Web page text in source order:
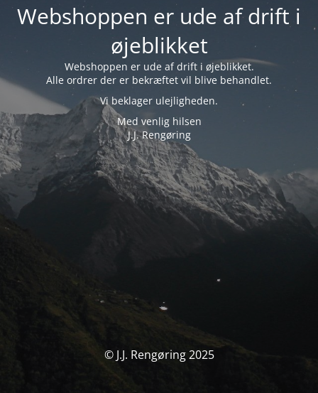
Webshoppen er ude af drift i
øjeblikket
Webshoppen er ude af drift i øjeblikket.
Alle ordrer der er bekræftet vil blive behandlet.
Vi beklager ulejligheden.
Med venlig hilsen
J.J. Rengøring
© J.J. Rengøring 2025